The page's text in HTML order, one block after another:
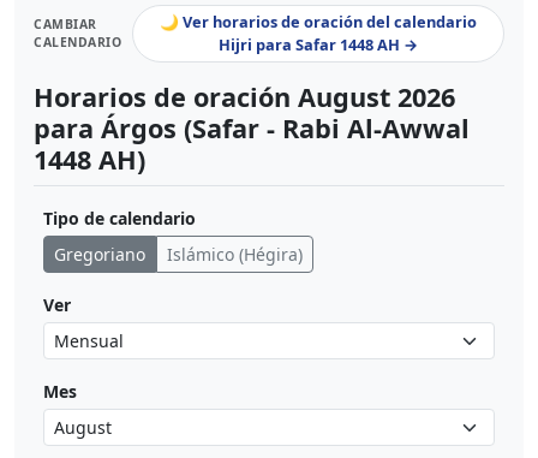
CAMBIAR
CALENDARIO
🌙 Ver horarios de oración del calendario
Hijri para Safar 1448 AH →
Horarios de oración August 2026
para Árgos (Safar - Rabi Al-Awwal
1448 AH)
Tipo de calendario
Gregoriano
Islámico (Hégira)
Ver
Mes